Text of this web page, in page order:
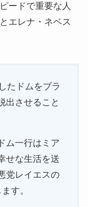
ードで重要な人
エレナ・ネベス
たドムをブラ
出させること
ム一行はミア
せな生活を送
党レイエスの
す。